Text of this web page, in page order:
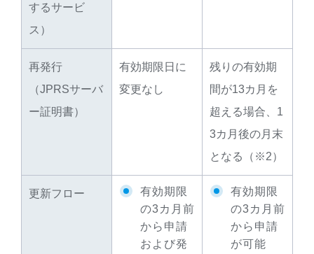
するサービ
ス）
再発行
（JPRSサーバ
ー証明書）
有効期限日に
変更なし
残りの有効期
間が13カ月を
超える場合、1
3カ月後の月末
となる（※2）
更新フロー
有効期限
の3カ月前
から申請
および発
有効期限
の3カ月前
から申請
が可能